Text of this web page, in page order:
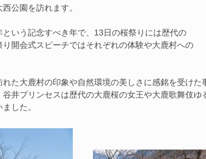
公園を訪れます。
いう記念すべき年で、13日の桜祭りには歴代の
開会式スピーチではそれぞれの体験や大鹿村への
た大鹿村の印象や自然環境の美しさに感銘を受けた
井プリンセスは歴代の大鹿桜の女王や大鹿歌舞伎ゆ
した。